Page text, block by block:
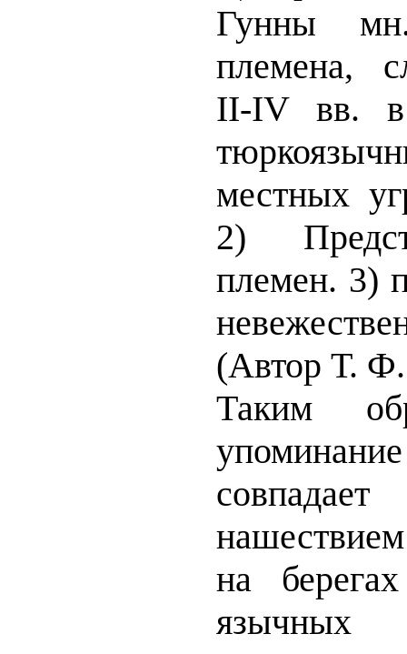
Гунны
племена,
II-IV вв. в
местных
2)
племен. 3)
(Автор Т.
Таким
на